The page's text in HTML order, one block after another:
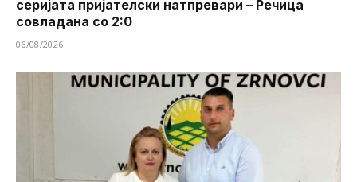
серијата пријателски натпревари – Речица
совладана со 2:0
06/08/2026